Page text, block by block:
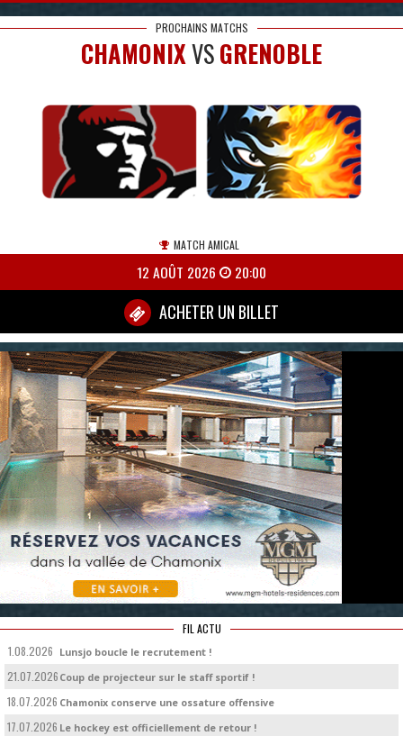
PROCHAINS MATCHS
CHAMONIXVSGRENOBLE
MATCH AMICAL
12 AOÛT 2026 20:00
ACHETER UN BILLET
FIL ACTU
1.08.2026 Lunsjo boucle le recrutement !
21.07.2026 Coup de projecteur sur le staff sportif !
18.07.2026 Chamonix conserve une ossature offensive
17.07.2026 Le hockey est officiellement de retour !